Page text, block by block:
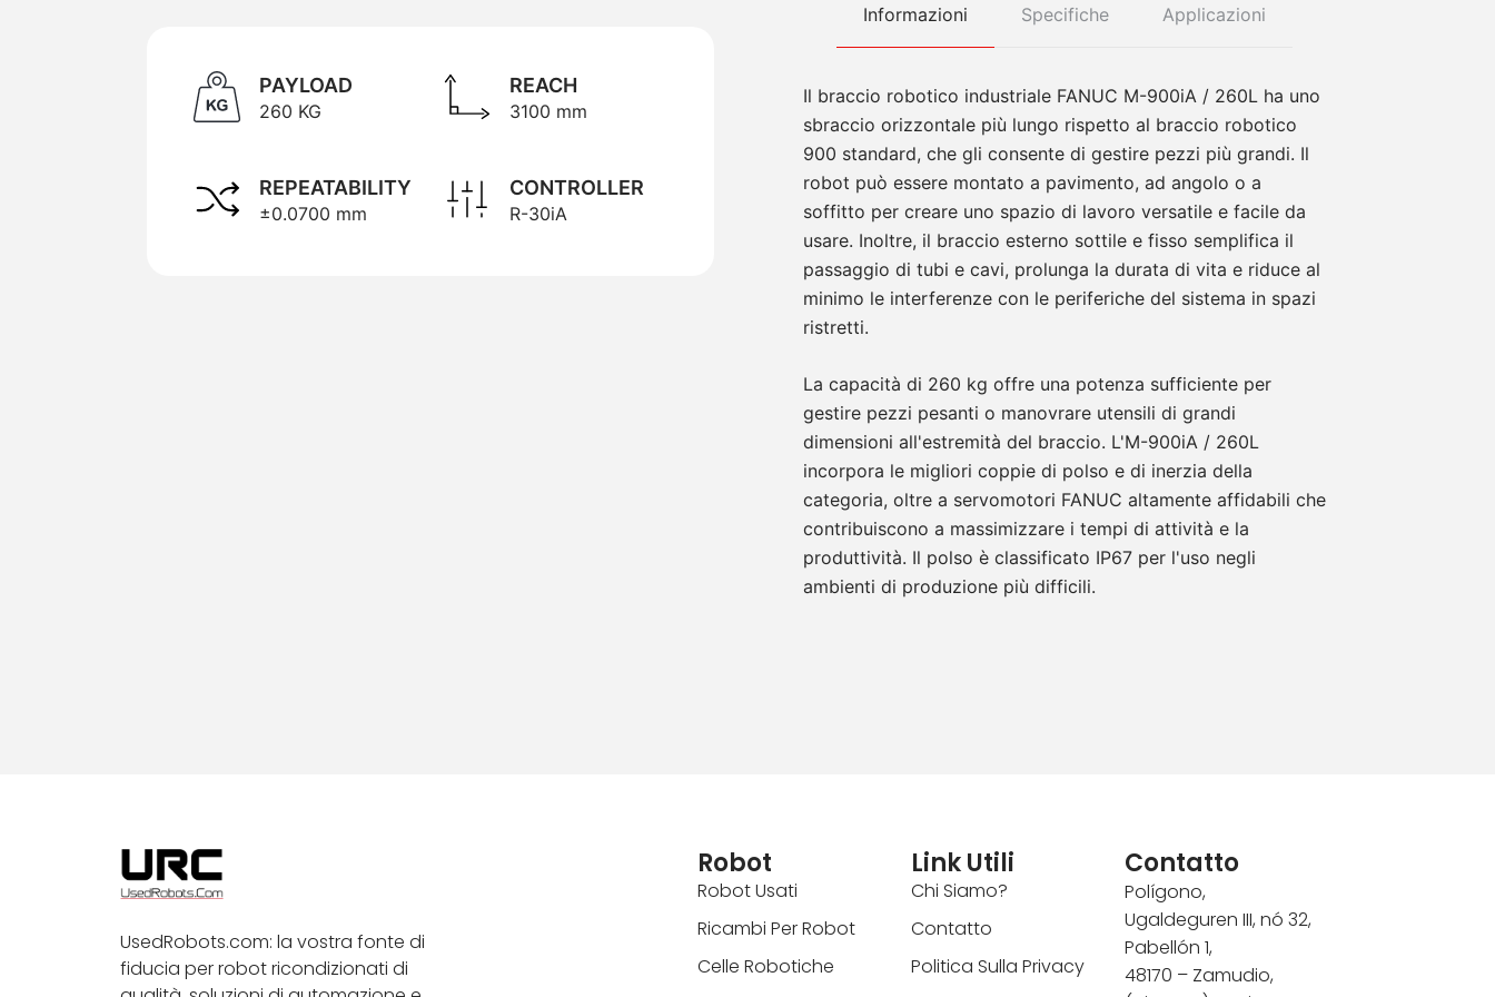
PAYLOAD
260 KG
REACH
3100 mm
REPEATABILITY
±0.0700 mm
CONTROLLER
R-30iA
Informazioni Specifiche Applicazioni
Il braccio robotico industriale FANUC M-900iA / 260L ha uno
sbraccio orizzontale più lungo rispetto al braccio robotico
900 standard, che gli consente di gestire pezzi più grandi. Il
robot può essere montato a pavimento, ad angolo o a
soffitto per creare uno spazio di lavoro versatile e facile da
usare. Inoltre, il braccio esterno sottile e fisso semplifica il
passaggio di tubi e cavi, prolunga la durata di vita e riduce al
minimo le interferenze con le periferiche del sistema in spazi
ristretti.
La capacità di 260 kg offre una potenza sufficiente per
gestire pezzi pesanti o manovrare utensili di grandi
dimensioni all'estremità del braccio. L'M-900iA / 260L
incorpora le migliori coppie di polso e di inerzia della
categoria, oltre a servomotori FANUC altamente affidabili che
contribuiscono a massimizzare i tempi di attività e la
produttività. Il polso è classificato IP67 per l'uso negli
ambienti di produzione più difficili.
UsedRobots.com: la vostra fonte di
fiducia per robot ricondizionati di
Robot
Robot Usati
Ricambi Per Robot
Celle Robotiche
Link Utili
Chi Siamo?
Contatto
Politica Sulla Privacy
Contatto
Polígono,
Ugaldeguren III, nó 32,
Pabellón 1,
48170 – Zamudio,